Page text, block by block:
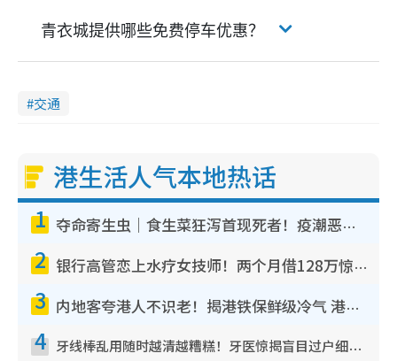
青衣城提供哪些免费停车优惠？
交通
港生活人气本地热话
1 夺命寄生虫｜食生菜狂泻首现死者！疫潮恶化录1.8万宗病例 揭洗菜3大谬误
2 银行高管恋上水疗女技师！两个月借128万惊觉“沉船”沉落火海 揭背后疑似邪教操控卖淫
3 内地客夸港人不识老！揭港铁保鲜级冷气 港人求放过：别投诉
4 牙线棒乱用随时越清越糟糕！牙医惊揭盲目过户细菌恐致龋齿：这种才是日常真保养